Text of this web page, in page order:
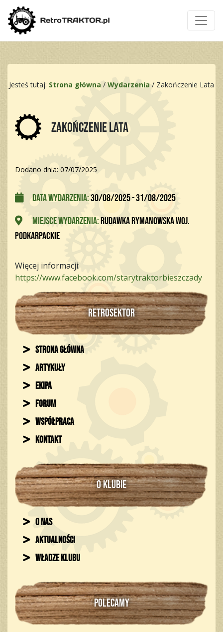
RETROSEKTOR
Strona główna
Artykuły
Ekipa
Forum
Współpraca
Kontakt
O KLUBIE
O nas
Aktualności
Władze klubu
POLECAMY
Jesteś tutaj: Strona główna / Wydarzenia / Zakończenie Lata
Zakończenie Lata
Dodano dnia: 07/07/2025
Data wydarzenia:30/08/2025 - 31/08/2025
Miejsce wydarzenia:Rudawka Rymanowska woj.
podkarpackie
Więcej informacji:
https://www.facebook.com/starytraktorbieszczady